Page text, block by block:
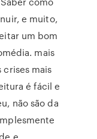
e muito,
um bom
mais
crises mais
é fácil e
não são da
e